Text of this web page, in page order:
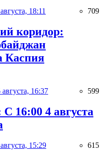
18:11 709
коридор:
Каспия
августа, 16:37 599
16:00 4 августа
15:29 615